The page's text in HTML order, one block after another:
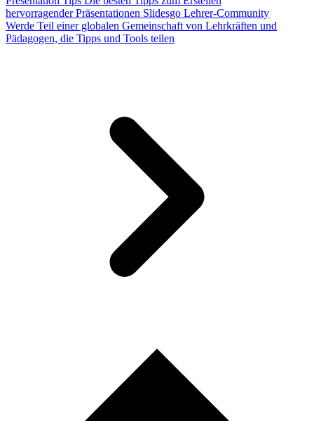
hervorragender Präsentationen Slidesgo Lehrer-Community
Werde Teil einer globalen Gemeinschaft von Lehrkräften und
Pädagogen, die Tipps und Tools teilen